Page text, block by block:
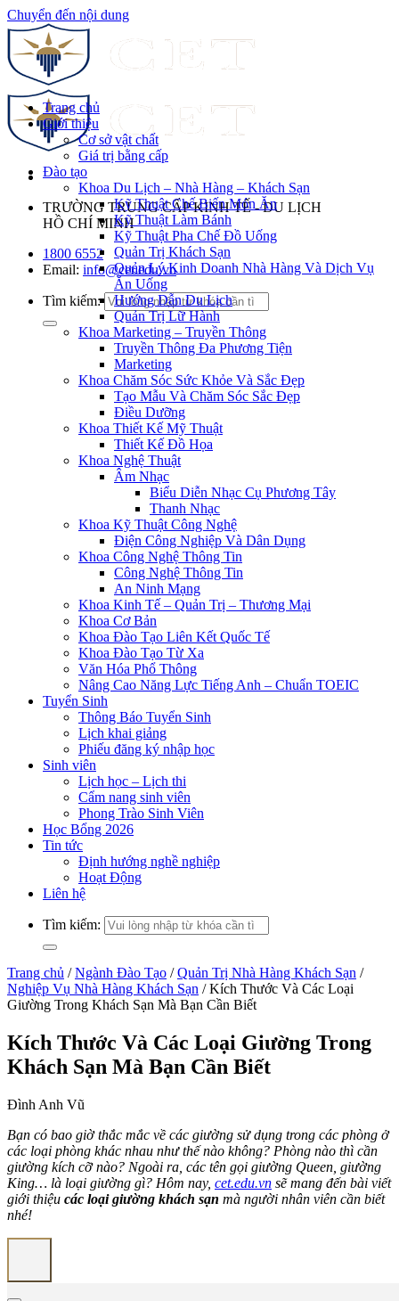
Chuyển đến nội dung
TRƯỜNG TRUNG CẤP KINH TẾ - DU LỊCH
HỒ CHÍ MINH
1800 6552
Email: info@cet.edu.vn
Tìm kiếm:
Trang chủ
Giới thiệu
Cơ sở vật chất
Giá trị bằng cấp
Đào tạo
Khoa Du Lịch – Nhà Hàng – Khách Sạn
Kỹ Thuật Chế Biến Món Ăn
Kỹ Thuật Làm Bánh
Kỹ Thuật Pha Chế Đồ Uống
Quản Trị Khách Sạn
Quản Lý Kinh Doanh Nhà Hàng Và Dịch Vụ
Ăn Uống
Hướng Dẫn Du Lịch
Quản Trị Lữ Hành
Khoa Marketing – Truyền Thông
Truyền Thông Đa Phương Tiện
Marketing
Khoa Chăm Sóc Sức Khỏe Và Sắc Đẹp
Tạo Mẫu Và Chăm Sóc Sắc Đẹp
Điều Dưỡng
Khoa Thiết Kế Mỹ Thuật
Thiết Kế Đồ Họa
Khoa Nghệ Thuật
Âm Nhạc
Biểu Diễn Nhạc Cụ Phương Tây
Thanh Nhạc
Khoa Kỹ Thuật Công Nghệ
Điện Công Nghiệp Và Dân Dụng
Khoa Công Nghệ Thông Tin
Công Nghệ Thông Tin
An Ninh Mạng
Khoa Kinh Tế – Quản Trị – Thương Mại
Khoa Cơ Bản
Khoa Đào Tạo Liên Kết Quốc Tế
Khoa Đào Tạo Từ Xa
Văn Hóa Phổ Thông
Nâng Cao Năng Lực Tiếng Anh – Chuẩn TOEIC
Tuyển Sinh
Thông Báo Tuyển Sinh
Lịch khai giảng
Phiếu đăng ký nhập học
Sinh viên
Lịch học – Lịch thi
Cẩm nang sinh viên
Phong Trào Sinh Viên
Học Bổng 2026
Tin tức
Định hướng nghề nghiệp
Hoạt Động
Liên hệ
Tìm kiếm:
Trang chủ / Ngành Đào Tạo / Quản Trị Nhà Hàng Khách Sạn /
Nghiệp Vụ Nhà Hàng Khách Sạn / Kích Thước Và Các Loại
Giường Trong Khách Sạn Mà Bạn Cần Biết
Kích Thước Và Các Loại Giường Trong
Khách Sạn Mà Bạn Cần Biết
Đình Anh Vũ
Bạn có bao giờ thắc mắc về các giường sử dụng trong các phòng ở
các loại phòng khác nhau như thế nào không? Phòng nào thì cần
giường kích cỡ nào? Ngoài ra, các tên gọi giường Queen, giường
King… là loại giường gì? Hôm nay, cet.edu.vn sẽ mang đến bài viết
giới thiệu các loại giường khách sạn mà người nhân viên cần biết
nhé!